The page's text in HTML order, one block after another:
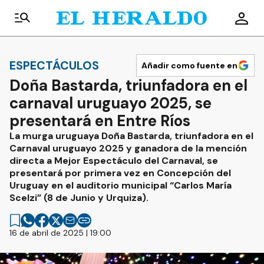
ESPECTÁCULOS Añadir como fuente en
Doña Bastarda, triunfadora en el
carnaval uruguayo 2025, se
presentará en Entre Ríos
La murga uruguaya Doña Bastarda, triunfadora en el
Carnaval uruguayo 2025 y ganadora de la mención
directa a Mejor Espectáculo del Carnaval, se
presentará por primera vez en Concepción del
Uruguay en el auditorio municipal “Carlos María
Scelzi” (8 de Junio y Urquiza).
16 de abril de 2025 | 19:00